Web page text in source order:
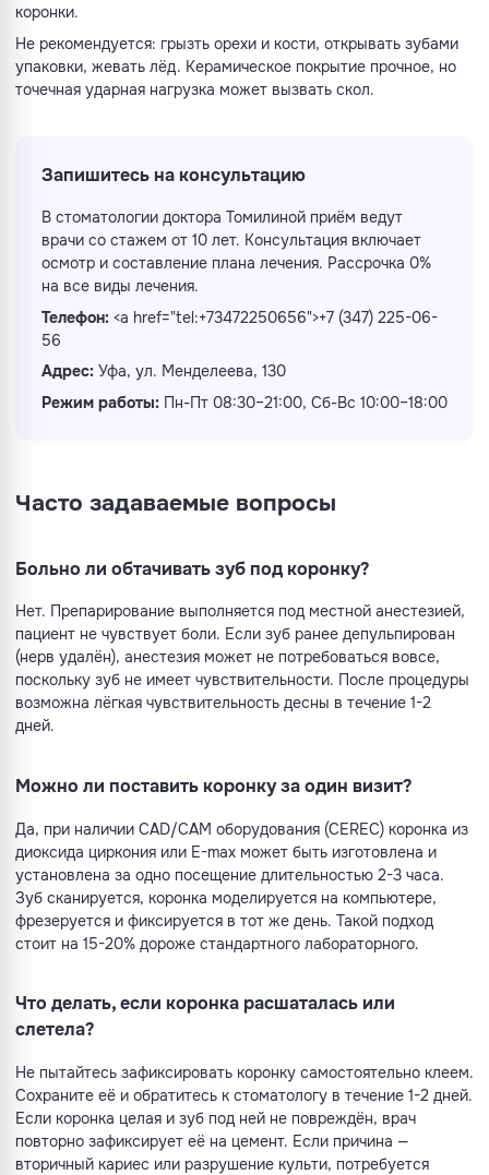
коронки.
Не рекомендуется: грызть орехи и кости, открывать зубами
упаковки, жевать лёд. Керамическое покрытие прочное, но
точечная ударная нагрузка может вызвать скол.
Запишитесь на консультацию
В стоматологии доктора Томилиной приём ведут
врачи со стажем от 10 лет. Консультация включает
осмотр и составление плана лечения. Рассрочка 0%
на все виды лечения.
Телефон: <a href="tel:+73472250656">+7 (347) 225-06-
56
Адрес: Уфа, ул. Менделеева, 130
Режим работы: Пн-Пт 08:30–21:00, Сб-Вс 10:00–18:00
Часто задаваемые вопросы
Больно ли обтачивать зуб под коронку?
Нет. Препарирование выполняется под местной анестезией,
пациент не чувствует боли. Если зуб ранее депульпирован
(нерв удалён), анестезия может не потребоваться вовсе,
поскольку зуб не имеет чувствительности. После процедуры
возможна лёгкая чувствительность десны в течение 1-2
дней.
Можно ли поставить коронку за один визит?
Да, при наличии CAD/CAM оборудования (CEREC) коронка из
диоксида циркония или E-max может быть изготовлена и
установлена за одно посещение длительностью 2-3 часа.
Зуб сканируется, коронка моделируется на компьютере,
фрезеруется и фиксируется в тот же день. Такой подход
стоит на 15-20% дороже стандартного лабораторного.
Что делать, если коронка расшаталась или
слетела?
Не пытайтесь зафиксировать коронку самостоятельно клеем.
Сохраните её и обратитесь к стоматологу в течение 1-2 дней.
Если коронка целая и зуб под ней не повреждён, врач
повторно зафиксирует её на цемент. Если причина —
вторичный кариес или разрушение культи, потребуется